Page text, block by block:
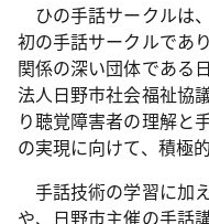
ひの手話サークルは
初の手話サークルであ
関係の深い団体である
法人日野市社会福祉協
り聴覚障害者の理解と
の実現に向けて、積極
手話技術の学習に加
や、日野市主催の手話